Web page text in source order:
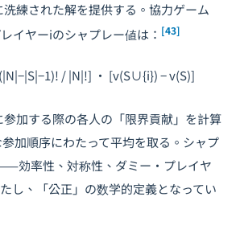
練された解を提供する。協力ゲーム
イヤーiのシャプレー値は： [43]
N|−|S|−1)! / |N|!] · [v(S∪{i}) −v(S)]
加する際の各人の「限界貢献」を計算
加順序にわたって平均を取る。シャプ
効率性、対称性、ダミー・プレイヤ
し、「公正」の数学的定義となってい